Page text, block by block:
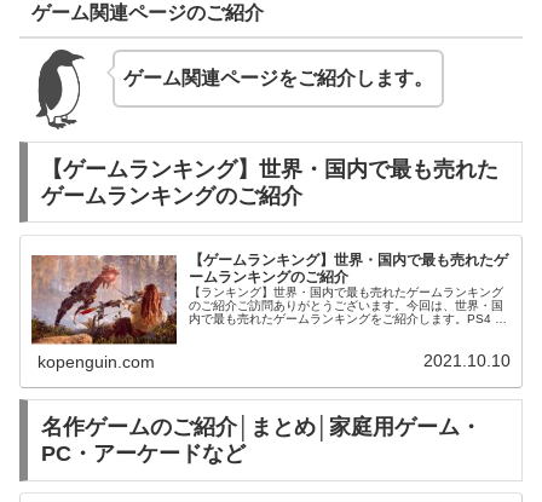
ゲーム関連ページのご紹介
ゲーム関連ページをご紹介します。
【ゲームランキング】世界・国内で最も売れた
ゲームランキングのご紹介
【ゲームランキング】世界・国内で最も売れたゲ
ームランキングのご紹介
【ランキング】世界・国内で最も売れたゲームランキング
のご紹介ご訪問ありがとうございます。今回は、世界・国
内で最も売れたゲームランキングをご紹介します。PS4 |
kopenguin.com 2021.10.10
名作ゲームのご紹介│まとめ│家庭用ゲーム・
PC・アーケードなど